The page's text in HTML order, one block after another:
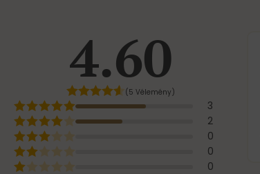
4.60
(5 Vélemény)
3
2
0
0
0